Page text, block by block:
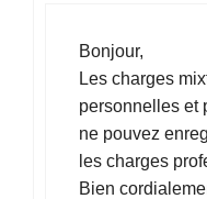
Bonjour,
Les charges
personnelles et
ne pouvez
les charges
Bien